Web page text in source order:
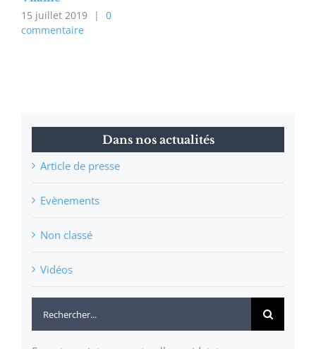
15 juillet 2019
|
0
commentaire
Dans nos actualités
Article de presse
Evènements
Non classé
Vidéos